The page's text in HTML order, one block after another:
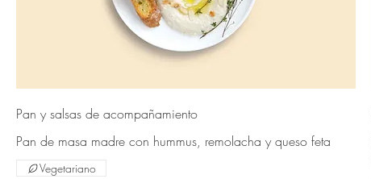
Pan y salsas de acompañamiento
Pan de masa madre con hummus, remolacha y queso feta
Vegetariano